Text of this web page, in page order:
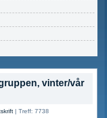
vinter/vår
|Treff: 7738